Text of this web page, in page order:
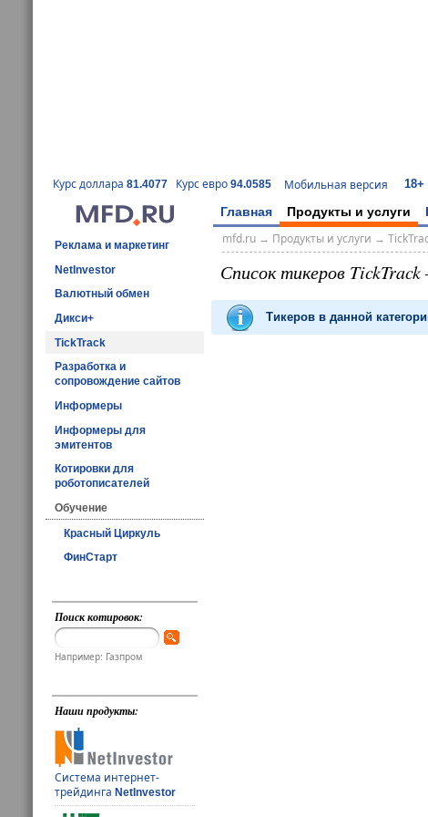
Курс доллара 81.4077 Курс евро 94.0585 Мобильная версия 18+
Главная Продукты и услуги
Реклама и маркетинг
NetInvestor
Валютный обмен
Дикси+
TickTrack
Разработка и
сопровождение сайтов
Информеры
Информеры для
эмитентов
Котировки для
роботописателей
Обучение
Красный Циркуль
ФинСтарт
Поиск котировок:
Например: Газпром
Наши продукты:
Система интернет-
трейдингаNetInvestor
mfd.ru→ Продукты и услуги →
Список тикеров
Тикеров в данной